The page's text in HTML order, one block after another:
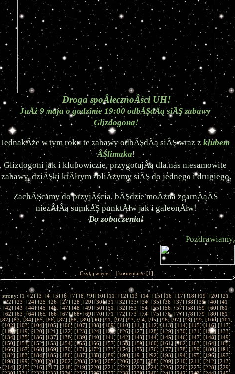
Droga spoÂłecznoÂści UH!
JuÂż 9 maja o godzinie 19:00 odbĂŞdÂą siĂŞ zabawy
Glizdogona!
JednakÂże w tym roku te zabawy odbĂŞdÂą siĂŞ wraz z klubem
ÂŚlimaka!
Glizdogoni jak i klubowiczie, przygotujÂą dla nas niesamowite
zabawy, dziĂŞki ktĂłrym zbliÂżymy siĂŞ do jednego i drugiego.
ZachĂŞcamy do przyjÂścia, bĂŞdzie moÂżna zgarnÂąĂŚ
niezÂłÂą sumkĂŞ punktĂłw jak i galeonĂłw!
Do zobaczenia!
Pozdrawiamy,
Czytaj więcej... | komentarze[1]
strony: [1] [2] [3] [4] [5] [6] [7] [8] [9] [10] [11] [12] [13] [14] [15] [16] [17] [18] [19] [20] [21]
[22] [23] [24] [25] [26] [27] [28] [29] [30] [31] [32] [33] [34] [35] [36] [37] [38] [39] [40] [41]
[42] [43] [44] [45] [46] [47] [48] [49] [50] [51] [52] [53] [54] [55] [56] [57] [58] [59] [60] [61]
[62] [63] [64] [65] [66] [67] [68] [69] [70] [71] [72] [73] [74] [75] [76] [77] [78] [79] [80] [81]
[82] [83] [84] [85] [86] [87] [88] [89] [90] [91] [92] [93] [94] [95] [96] [97] [98] [99] [100] [101]
[102] [103] [104] [105] [106] [107] [108] [109] [110] [111] [112] [113] [114] [115] [116] [117]
[118] [119] [120] [121] [122] [123] [124] [125] [126] [127] [128] [129] [130] [131] [132] [133]
[134] [135] [136] [137] [138] [139] [140] [141] [142] [143] [144] [145] [146] [147] [148] [149]
[150] [151] [152] [153] [154] [155] [156] [157] [158] [159] [160] [161] [162] [163] [164] [165]
[166] [167] [168] [169] [170] [171] [172] [173] [174] [175] [176] [177] [178] [179] [180] [181]
[182] [183] [184] [185] [186] [187] [188] [189] [190] [191] [192] [193] [194] [195] [196] [197]
[198] [199] [200] [201] [202] [203] [204] [205] [206] [207] [208] [209] [210] [211] [212] [213]
[214] [215] [216] [217] [218] [219] [220] [221] [222] [223] [224] [225] [226] [227] [228] [229]